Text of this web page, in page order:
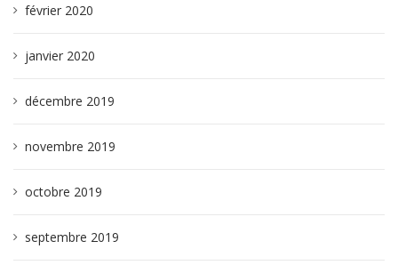
février 2020
janvier 2020
décembre 2019
novembre 2019
octobre 2019
septembre 2019